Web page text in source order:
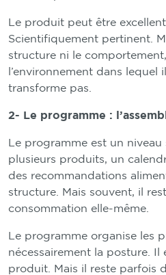
Le produit peut être
Scientifiquement pertinent.
structure ni le
l’environnement dans lequel
transforme pas.
2- Le programme :
Le programme est un
plusieurs produits, un
des recommandations
structure. Mais souvent, il
consommation elle-même.
Le programme organise les
nécessairement la posture. Il
produit. Mais il reste parfois